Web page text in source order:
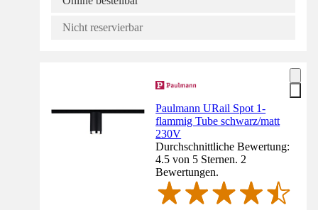
Nicht reservierbar
Paulmann URail Spot 1-
flammig Tube schwarz/matt
230V
Durchschnittliche Bewertung:
4.5 von 5 Sternen. 2
Bewertungen.